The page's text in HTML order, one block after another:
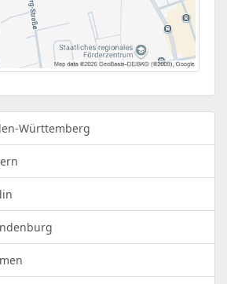
Württemberg